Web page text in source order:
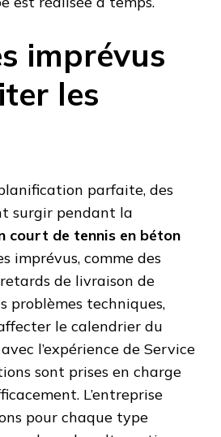
imprévus
les
parfaite, des
surgir pendant la
court de tennis en béton
imprévus, comme des
de livraison de
problèmes techniques,
le calendrier du
l’expérience de Service
sont prises en charge
L’entreprise
pour chaque type